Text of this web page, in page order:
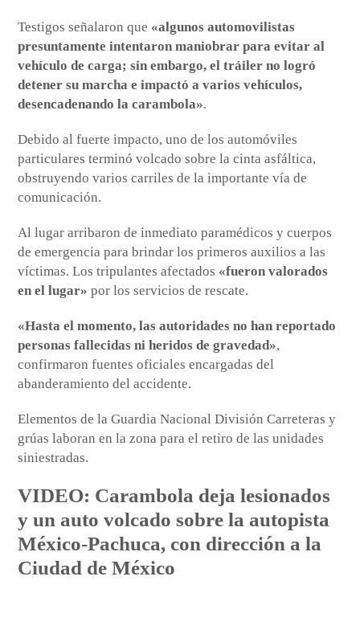
Testigos señalaron que «algunos automovilistas
presuntamente intentaron maniobrar para evitar al
vehículo de carga; sin embargo, el tráiler no logró
detener su marcha e impactó a varios vehículos,
desencadenando la carambola».
Debido al fuerte impacto, uno de los automóviles
particulares terminó volcado sobre la cinta asfáltica,
obstruyendo varios carriles de la importante vía de
comunicación.
Al lugar arribaron de inmediato paramédicos y cuerpos
de emergencia para brindar los primeros auxilios a las
víctimas. Los tripulantes afectados «fueron valorados
en el lugar» por los servicios de rescate.
«Hasta el momento, las autoridades no han reportado
personas fallecidas ni heridos de gravedad»,
confirmaron fuentes oficiales encargadas del
abanderamiento del accidente.
Elementos de la Guardia Nacional División Carreteras y
grúas laboran en la zona para el retiro de las unidades
siniestradas.
VIDEO: Carambola deja lesionados
y un auto volcado sobre la autopista
México-Pachuca, con dirección a la
Ciudad de México